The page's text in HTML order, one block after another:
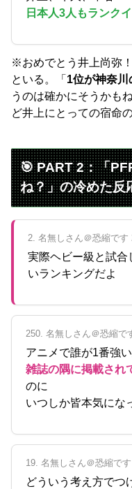
日本人3人もランク
※おめでとう井上尚弥
といる。「 1位が神奈川
うのは確かにそうかも
ど井上にとっての宿命
🎯 PART 2：「
ね？」の冷めた反
2. 名無しさん＠恐縮です
実際ヘビー級と試合
いランキングだよ
250. 名無しさん＠恐縮で
アニメで誰が1番強
雑誌の隅に掲載され
のに
いつしか皆本気にな
19. 名無しさん＠恐縮で
どういう考え方でつ